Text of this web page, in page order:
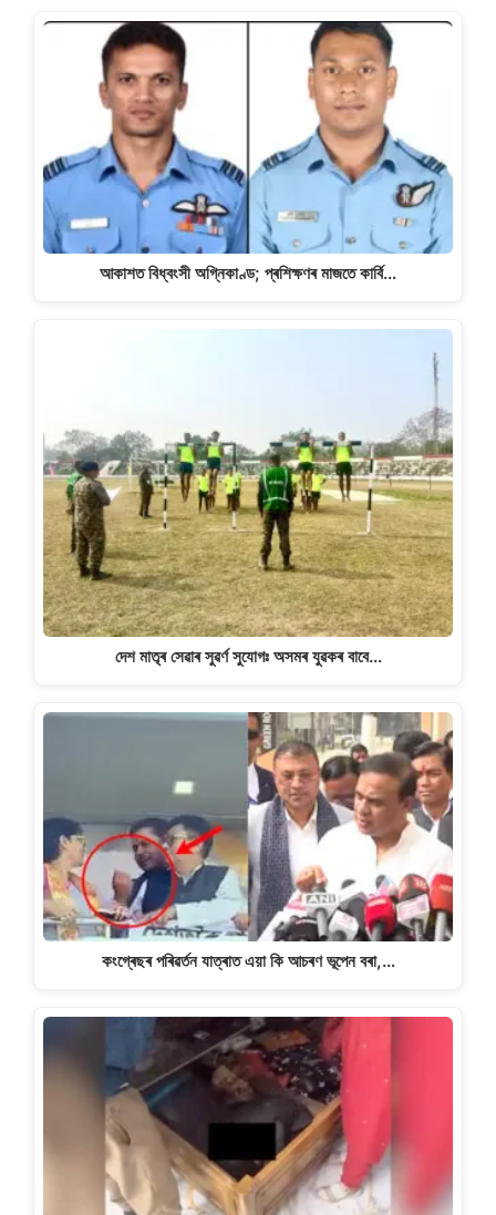
আকাশত বিধ্বংসী অগ্নিকাণ্ড; প্ৰশিক্ষণৰ মাজতে কাৰ্বি…
দেশ মাতৃৰ সেৱাৰ সুৱৰ্ণ সুযোগঃ অসমৰ যুৱকৰ বাবে…
কংগ্ৰেছৰ পৰিৱৰ্তন যাত্ৰাত এয়া কি আচৰণ ভূপেন বৰা,…